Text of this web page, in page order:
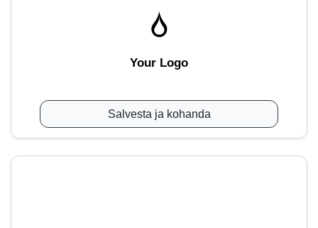
Your Logo
Salvesta ja kohanda